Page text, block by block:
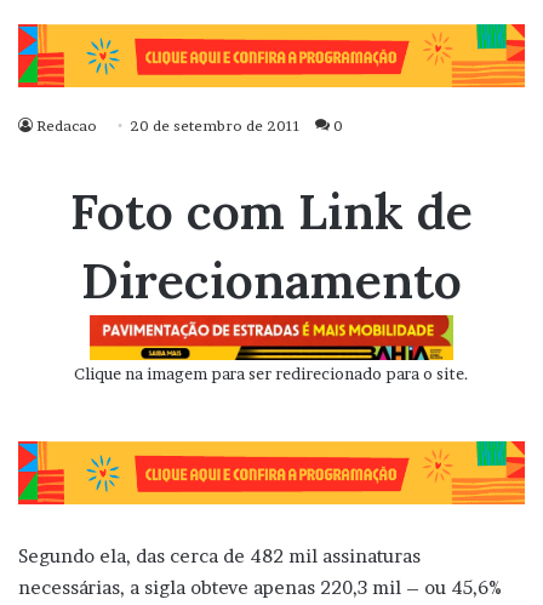
Redacao 20 de setembro de 2011 0
Foto com Link de
Direcionamento
Clique na imagem para ser redirecionado para o site.
Segundo ela, das cerca de 482 mil assinaturas
necessárias, a sigla obteve apenas 220,3 mil – ou 45,6%